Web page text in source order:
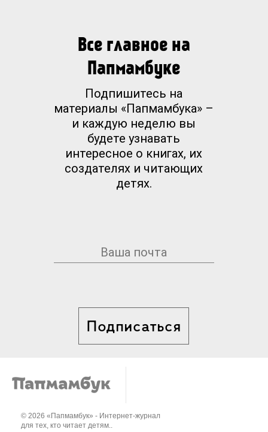
Все главное на
Папмамбуке
Подпишитесь на
материалы «Папмамбука» –
и каждую неделю вы
будете узнавать
интересное о книгах, их
создателях и читающих
детях.
Подписаться
© 2026 «Папмамбук» - Интернет-журнал
для тех, кто читает детям..